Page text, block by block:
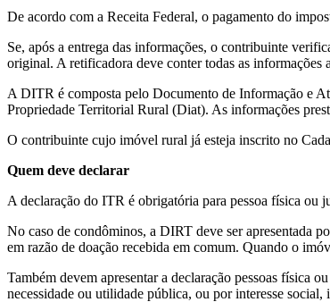
De acordo com a Receita Federal, o pagamento do
Se, após a entrega das informações, o contribuinte
original. A retificadora deve conter todas as informações
A DITR é composta pelo Documento de Informação e
Propriedade Territorial Rural (Diat). As informações
O contribuinte cujo imóvel rural já esteja inscrito no
Quem deve declarar
A declaração do ITR é obrigatória para pessoa física
No caso de condôminos, a DIRT deve ser apresentada
em razão de doação recebida em comum. Quando o
Também devem apresentar a declaração pessoas física
necessidade ou utilidade pública, ou por interesse